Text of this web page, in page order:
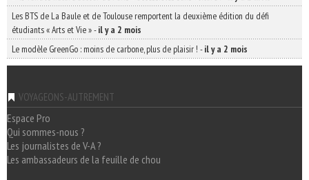
Les BTS de La Baule et de Toulouse remportent la deuxième édition du défi
étudiants « Arts et Vie »-il y a 2 mois
Le modèle GreenGo : moins de carbone, plus de plaisir ! -il y a 2 mois
VOYAGEONS-AUTREMENT
Espace Pro
Qui sommes-nous ?
Les journalistes de V-A ?
Les ambassadeurs de la feuille de chou